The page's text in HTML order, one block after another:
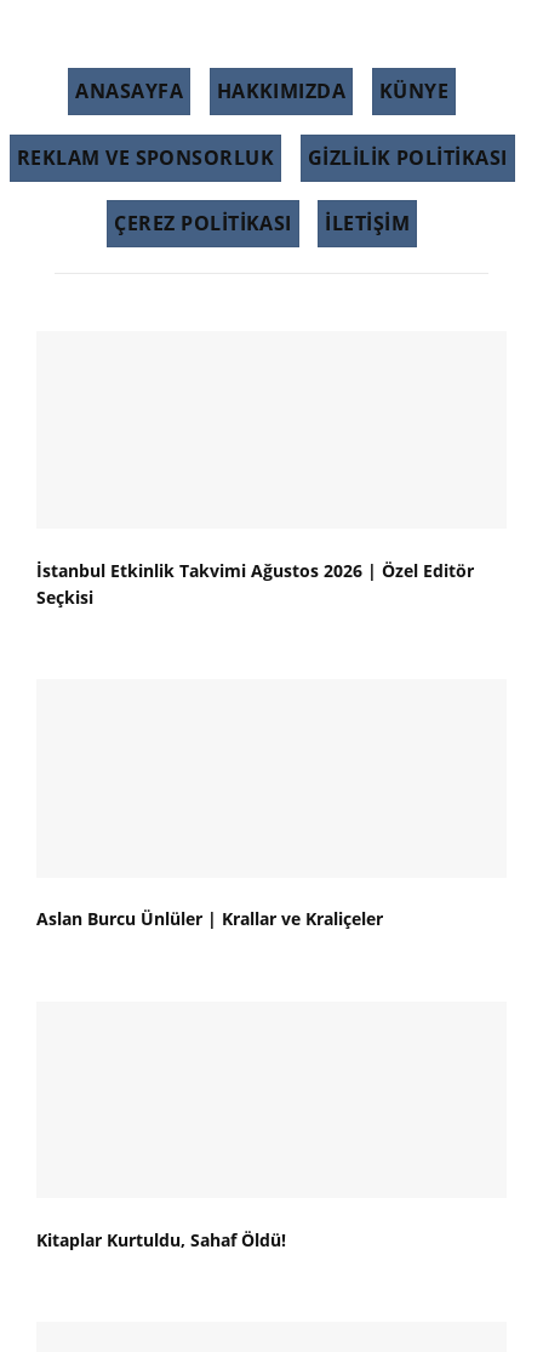
ANASAYFA HAKKIMIZDA KÜNYE
REKLAM VE SPONSORLUK GIZLILIK POLITIKASI
ÇEREZ POLITIKASI İLETİŞİM
İstanbul Etkinlik Takvimi Ağustos 2026 | Özel Editör
Seçkisi
Aslan Burcu Ünlüler | Krallar ve Kraliçeler
Kitaplar Kurtuldu, Sahaf Öldü!